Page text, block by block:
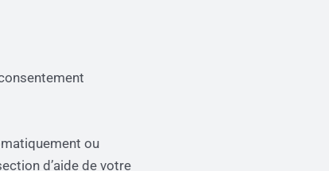
ou
d’aide de votre